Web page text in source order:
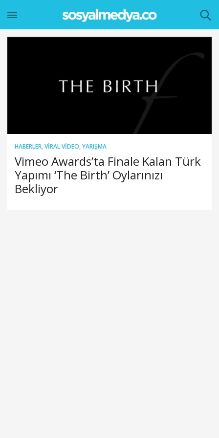
HABERLER,VIRAL VIDEO,YARIŞMA
Vimeo Awards’ta Finale Kalan Türk
Yapımı ‘The Birth’ Oylarınızı
Bekliyor